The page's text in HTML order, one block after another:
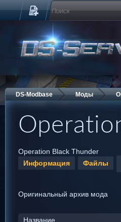
DS-Modbase Моды
Operation Black Thunder
Информация
Файлы
Оригинальный архив мода
Название